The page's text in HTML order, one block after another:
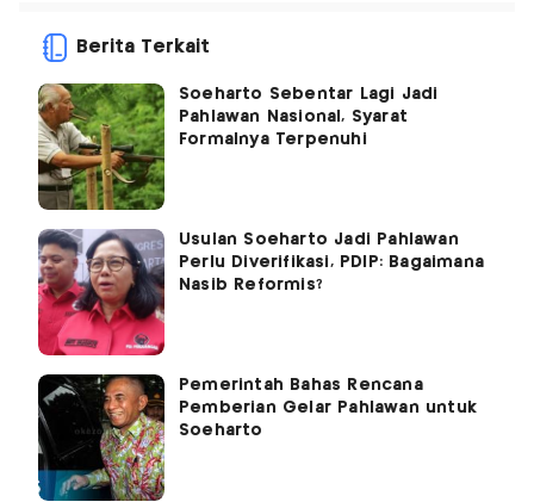
Berita Terkait
Soeharto Sebentar Lagi Jadi
Pahlawan Nasional, Syarat
Formalnya Terpenuhi
Usulan Soeharto Jadi Pahlawan
Perlu Diverifikasi, PDIP: Bagaimana
Nasib Reformis?
Pemerintah Bahas Rencana
Pemberian Gelar Pahlawan untuk
Soeharto